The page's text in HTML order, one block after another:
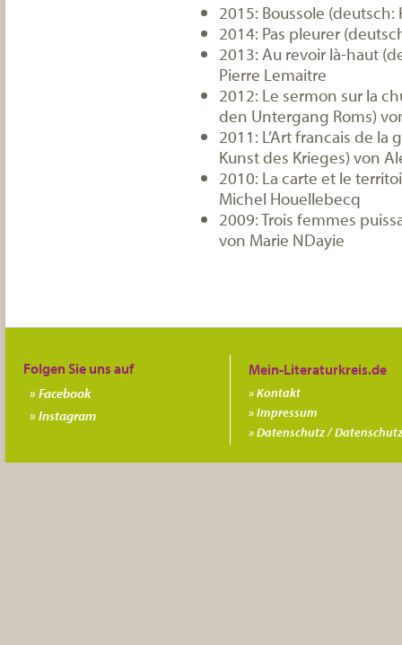
2015: Boussole
2014: Pas pleurer
2013: Au revoir là-haut
Pierre Lemaitre
2012: Le sermon sur la
den Untergang Roms)
2011: L’Art francais de
Kunst des Krieges) von
2010: La carte et le
Michel Houellebecq
2009: Trois femmes
von Marie NDayie
Kontakt
Impressum
Datenschutz /
Folgen Sie uns auf
Facebook
Instagram